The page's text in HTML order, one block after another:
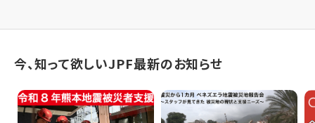
今、知って欲しいJPF最新のお知らせ